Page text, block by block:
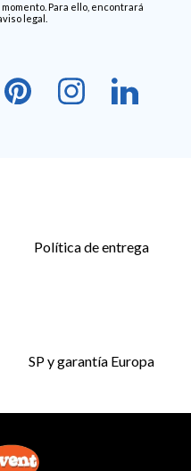
Para ello, encontrará
legal.
Política de entrega
SP y garantía Europa